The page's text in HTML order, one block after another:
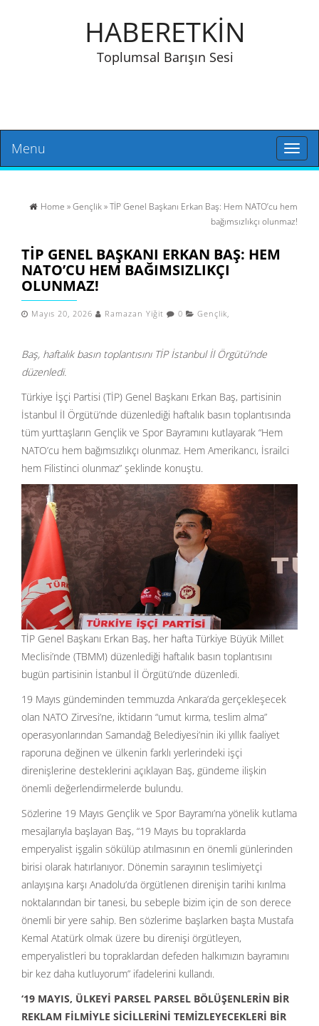
HABERETKİN
Toplumsal Barışın Sesi
Toggle
Menu
Home »Gençlik» TİP Genel Başkanı Erkan Baş: Hem NATO’cu hem
bağımsızlıkçı olunmaz!
TİP GENEL BAŞKANI ERKAN BAŞ: HEM
NATO’CU HEM BAĞIMSIZLIKÇI
OLUNMAZ!
Mayıs 20, 2026 Ramazan Yiğit 0 Gençlik,
Baş, haftalık basın toplantısını TİP İstanbul İl Örgütü’nde
düzenledi.
Türkiye İşçi Partisi (TİP) Genel Başkanı Erkan Baş, partisinin
İstanbul İl Örgütü’nde düzenlediği haftalık basın toplantısında
tüm yurttaşların Gençlik ve Spor Bayramını kutlayarak “Hem
NATO’cu hem bağımsızlıkçı olunmaz. Hem Amerikancı, İsrailci
hem Filistinci olunmaz” şeklinde konuştu.
TİP Genel Başkanı Erkan Baş, her hafta Türkiye Büyük Millet
Meclisi’nde (TBMM) düzenlediği haftalık basın toplantısını
bugün partisinin İstanbul İl Örgütü’nde düzenledi.
19 Mayıs gündeminden temmuzda Ankara’da gerçekleşecek
olan NATO Zirvesi’ne, iktidarın “umut kırma, teslim alma”
operasyonlarından Samandağ Belediyesi’nin iki yıllık faaliyet
raporuna değinen ve ülkenin farklı yerlerindeki işçi
direnişlerine desteklerini açıklayan Baş, gündeme ilişkin
önemli değerlendirmelerde bulundu.
Sözlerine 19 Mayıs Gençlik ve Spor Bayramı’na yönelik kutlama
mesajlarıyla başlayan Baş, “19 Mayıs bu topraklarda
emperyalist işgalin sökülüp atılmasının en önemli günlerinden
birisi olarak hatırlanıyor. Dönemin sarayının teslimiyetçi
anlayışına karşı Anadolu’da örgütlenen direnişin tarihi kırılma
noktalarından bir tanesi, bu sebeple bizim için de son derece
önemli bir yere sahip. Ben sözlerime başlarken başta Mustafa
Kemal Atatürk olmak üzere bu direnişi örgütleyen,
emperyalistleri bu topraklardan defeden halkımızın bayramını
bir kez daha kutluyorum” ifadelerini kullandı.
‘19 MAYIS, ÜLKEYİ PARSEL PARSEL BÖLÜŞENLERİN BİR
REKLAM FİLMİYLE SİCİLLERİNİ TEMİZLEYECEKLERİ BİR